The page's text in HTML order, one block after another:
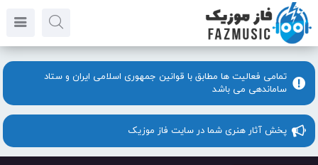
تمامی فعالیت ها مطابق با قوانین جمهوری اسلامی ایران و ستاد
ساماندهی می باشد
پخش آثار هنری شما در سایت فاز موزیک